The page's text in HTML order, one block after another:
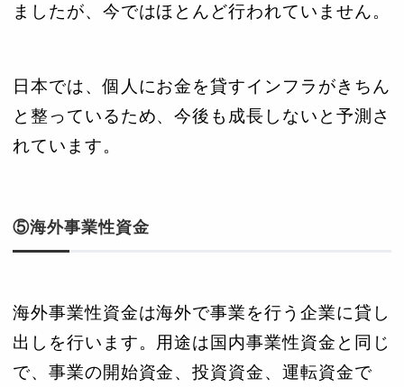
ましたが、今ではほとんど行われていません。
日本では、個人にお金を貸すインフラがきちん
と整っているため、今後も成長しないと予測さ
れています。
⑤海外事業性資金
海外事業性資金は海外で事業を行う企業に貸し
出しを行います。用途は国内事業性資金と同じ
で、事業の開始資金、投資資金、運転資金で